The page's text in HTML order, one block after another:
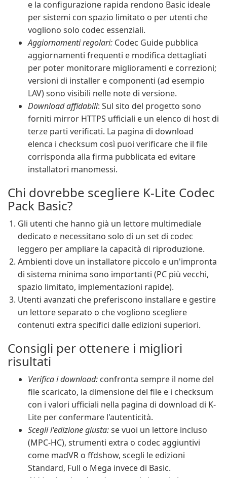
e la configurazione rapida rendono Basic ideale
per sistemi con spazio limitato o per utenti che
vogliono solo codec essenziali.
Aggiornamenti regolari: Codec Guide pubblica
aggiornamenti frequenti e modifica dettagliati
per poter monitorare miglioramenti e correzioni;
versioni di installer e componenti (ad esempio
LAV) sono visibili nelle note di versione.
Download affidabili: Sul sito del progetto sono
forniti mirror HTTPS ufficiali e un elenco di host di
terze parti verificati. La pagina di download
elenca i checksum così puoi verificare che il file
corrisponda alla firma pubblicata ed evitare
installatori manomessi.
Chi dovrebbe scegliere K-Lite Codec
Pack Basic?
Gli utenti che hanno già un lettore multimediale
dedicato e necessitano solo di un set di codec
leggero per ampliare la capacità di riproduzione.
Ambienti dove un installatore piccolo e un'impronta
di sistema minima sono importanti (PC più vecchi,
spazio limitato, implementazioni rapide).
Utenti avanzati che preferiscono installare e gestire
un lettore separato o che vogliono scegliere
contenuti extra specifici dalle edizioni superiori.
Consigli per ottenere i migliori
risultati
Verifica i download: confronta sempre il nome del
file scaricato, la dimensione del file e i checksum
con i valori ufficiali nella pagina di download di K-
Lite per confermare l'autenticità.
Scegli l'edizione giusta:se vuoi un lettore incluso
(MPC-HC), strumenti extra o codec aggiuntivi
come madVR o ffdshow, scegli le edizioni
Standard, Full o Mega invece di Basic.